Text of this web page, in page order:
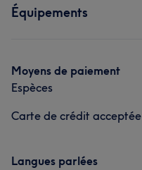
Équipements
Moyens de paiement
Espèces
Carte de crédit acceptée
Langues parlées